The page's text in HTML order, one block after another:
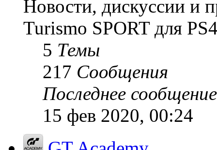
Новости, дискуссии и
Turismo SPORT для
5 Темы
217 Сообщения
Последнее сообщение
15 фев 2020, 00:24